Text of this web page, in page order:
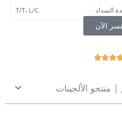
السداد T/T، L/C
الآن



R
e
منتجو الألجينات